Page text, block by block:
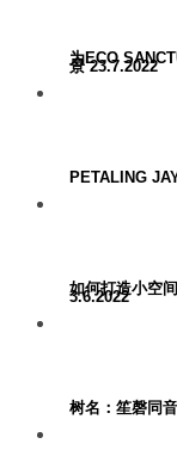
为ECO
景 23.7.2022
PETALING
如何打造小空
3.6.2022
树名：笙磬同